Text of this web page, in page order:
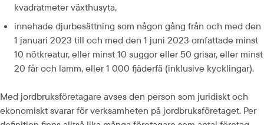
kvadratmeter växthusyta,
innehade djurbesättning som någon gång från och med den
1 januari 2023 till och med den 1 juni 2023 omfattade minst
10 nötkreatur, eller minst 10 suggor eller 50 grisar, eller minst
20 får och lamm, eller 1 000 fjäderfä (inklusive kycklingar).
Med jordbruksföretagare avses den person som juridiskt och
ekonomiskt svarar för verksamheten på jordbruksföretaget. Per